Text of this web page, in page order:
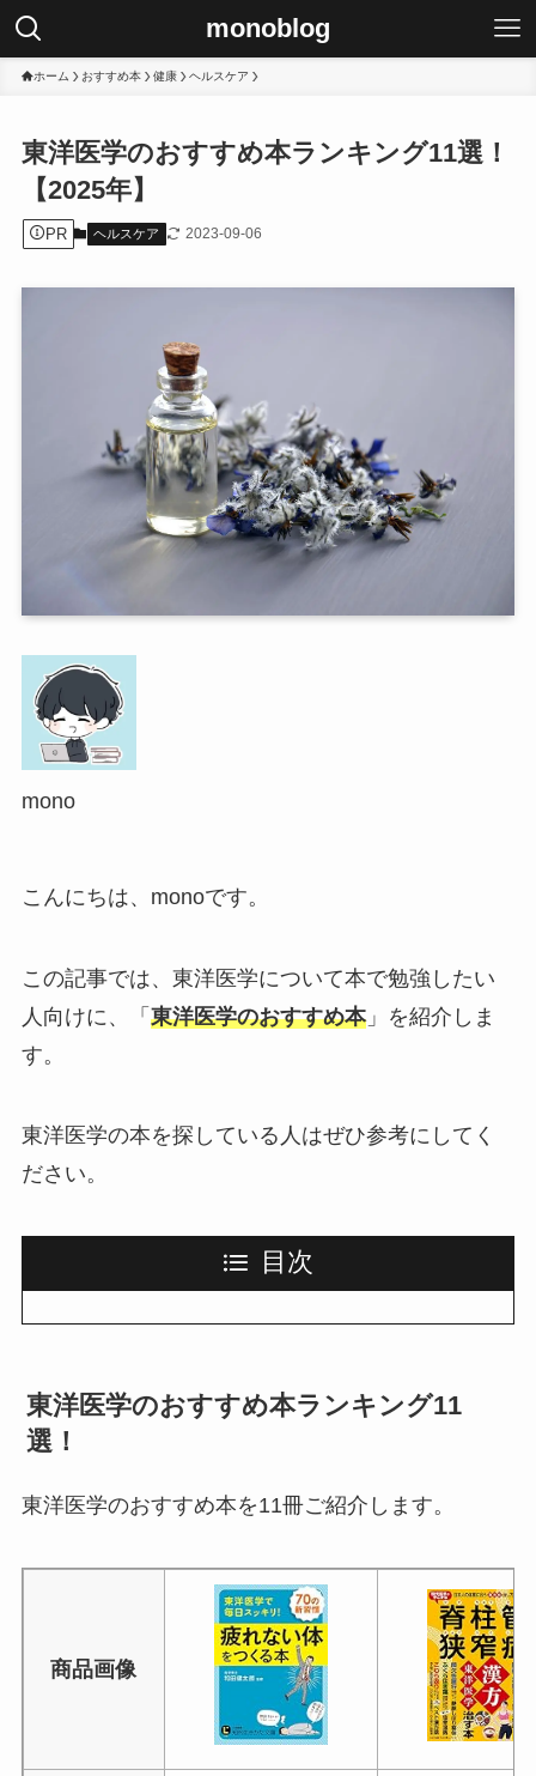
monoblog
ホーム おすすめ本 健康 ヘルスケア
東洋医学のおすすめ本ランキング11選！
【2025年】
PR ヘルスケア 2023-09-06
mono
こんにちは、monoです。
この記事では、東洋医学について本で勉強したい
人向けに、「 東洋医学のおすすめ本」を紹介しま
す。
東洋医学の本を探している人はぜひ参考にしてく
ださい。
目次
東洋医学のおすすめ本ランキング11
選！
東洋医学のおすすめ本を11冊ご紹介します。
商品画像